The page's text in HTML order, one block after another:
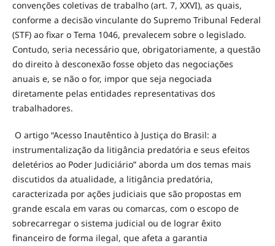
convenções coletivas de trabalho (art. 7, XXVI), as quais,
conforme a decisão vinculante do Supremo Tribunal Federal
(STF) ao fixar o Tema 1046, prevalecem sobre o legislado.
Contudo, seria necessário que, obrigatoriamente, a questão
do direito à desconexão fosse objeto das negociações
anuais e, se não o for, impor que seja negociada
diretamente pelas entidades representativas dos
trabalhadores.
O artigo “Acesso Inautêntico à Justiça do Brasil: a
instrumentalização da litigância predatória e seus efeitos
deletérios ao Poder Judiciário” aborda um dos temas mais
discutidos da atualidade, a litigância predatória,
caracterizada por ações judiciais que são propostas em
grande escala em varas ou comarcas, com o escopo de
sobrecarregar o sistema judicial ou de lograr êxito
financeiro de forma ilegal, que afeta a garantia